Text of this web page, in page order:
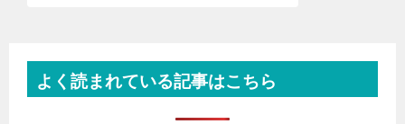
よく読まれている記事はこちら